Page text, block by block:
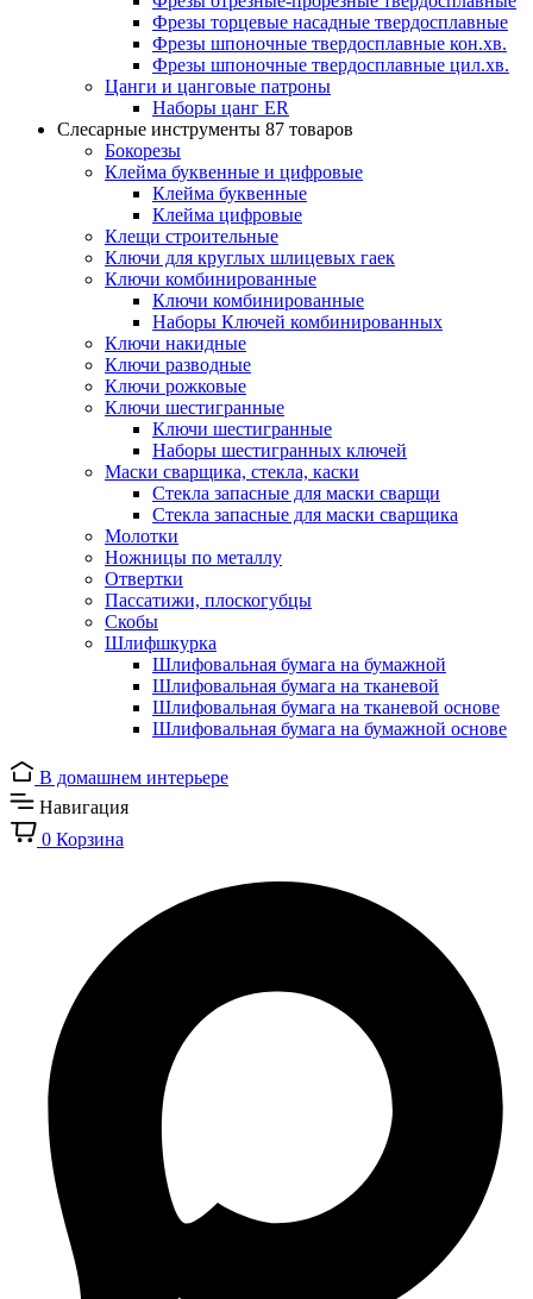
Фрезы торцевые насадные твердосплавные
Фрезы шпоночные твердосплавные кон.хв.
Фрезы шпоночные твердосплавные цил.хв.
Цанги и цанговые патроны
Наборы цанг ER
Слесарные инструменты 87 товаров
Бокорезы
Клейма буквенные и цифровые
Клейма буквенные
Клейма цифровые
Клещи строительные
Ключи для круглых шлицевых гаек
Ключи комбинированные
Ключи комбинированные
Наборы Ключей комбинированных
Ключи накидные
Ключи разводные
Ключи рожковые
Ключи шестигранные
Ключи шестигранные
Наборы шестигранных ключей
Маски сварщика, стекла, каски
Стекла запасные для маски сварщи
Стекла запасные для маски сварщика
Молотки
Ножницы по металлу
Отвертки
Пассатижи, плоскогубцы
Скобы
Шлифшкурка
Шлифовальная бумага на бумажной
Шлифовальная бумага на тканевой
Шлифовальная бумага на тканевой основе
Шлифовальная бумага на бумажной основе
В домашнем интерьере
Навигация
0 Корзина